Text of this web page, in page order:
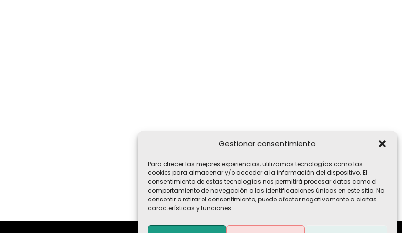
Gestionar consentimiento
Para ofrecer las mejores experiencias, utilizamos tecnologías como las
cookies para almacenar y/o acceder a la información del dispositivo. El
consentimiento de estas tecnologías nos permitirá procesar datos como el
comportamiento de navegación o las identificaciones únicas en este sitio. No
consentir o retirar el consentimiento, puede afectar negativamente a ciertas
características y funciones.